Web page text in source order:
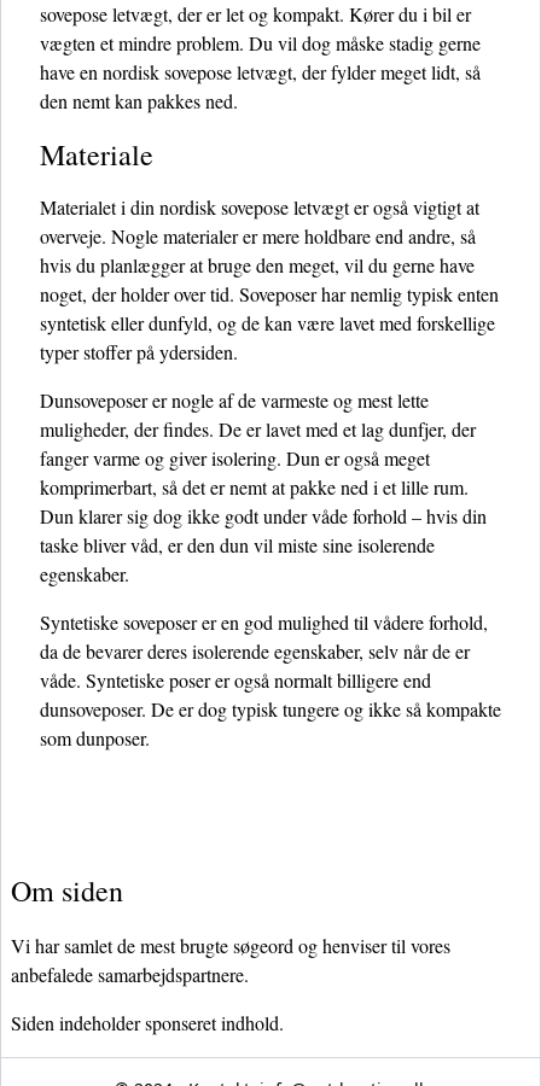
sovepose letvægt, der er let og kompakt. Kører du i bil er
vægten et mindre problem. Du vil dog måske stadig gerne
have en nordisk sovepose letvægt, der fylder meget lidt, så
den nemt kan pakkes ned.
Materiale
Materialet i din nordisk sovepose letvægt er også vigtigt at
overveje. Nogle materialer er mere holdbare end andre, så
hvis du planlægger at bruge den meget, vil du gerne have
noget, der holder over tid. Soveposer har nemlig typisk enten
syntetisk eller dunfyld, og de kan være lavet med forskellige
typer stoffer på ydersiden.
Dunsoveposer er nogle af de varmeste og mest lette
muligheder, der findes. De er lavet med et lag dunfjer, der
fanger varme og giver isolering. Dun er også meget
komprimerbart, så det er nemt at pakke ned i et lille rum.
Dun klarer sig dog ikke godt under våde forhold – hvis din
taske bliver våd, er den dun vil miste sine isolerende
egenskaber.
Syntetiske soveposer er en god mulighed til vådere forhold,
da de bevarer deres isolerende egenskaber, selv når de er
våde. Syntetiske poser er også normalt billigere end
dunsoveposer. De er dog typisk tungere og ikke så kompakte
som dunposer.
Om siden
Vi har samlet de mest brugte søgeord og henviser til vores
anbefalede samarbejdspartnere.
Siden indeholder sponseret indhold.